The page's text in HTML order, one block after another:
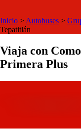
Inicio > Autobuses >
Tepatitlán
Viaja con
Primera Plus